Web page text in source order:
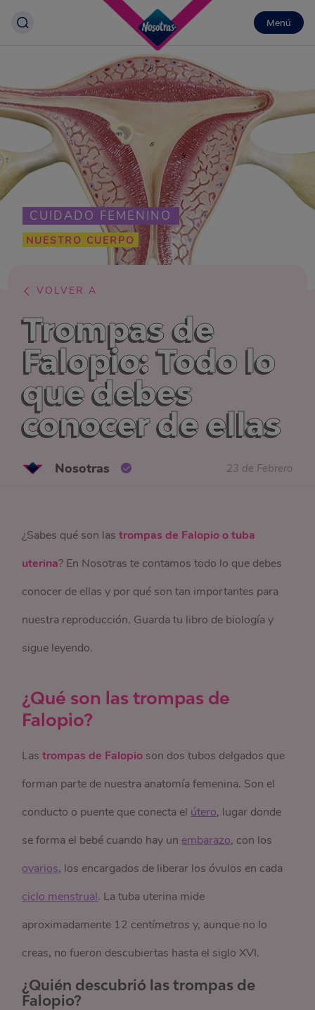
Menú
CUIDADO FEMENINO
NUESTRO CUERPO
VOLVER A
Trompas de
Falopio: Todo lo
que debes
conocer de ellas
Nosotras 23 de Febrero
¿Sabes qué son lastrompas de Falopio o tuba
uterina? En Nosotras te contamos todo lo que debes
conocer de ellas y por qué son tan importantes para
nuestra reproducción. Guarda tu libro de biología y
sigue leyendo.
¿Qué son las trompas de
Falopio?
Las trompas de Falopio son dos tubos delgados que
forman parte de nuestra anatomía femenina. Son el
conducto o puente que conecta el útero, lugar donde
se forma el bebé cuando hay un embarazo, con los
ovarios, los encargados de liberar los óvulos en cada
ciclo menstrual. La tuba uterina mide
aproximadamente 12 centímetros y, aunque no lo
creas, no fueron descubiertas hasta el siglo XVI.
¿Quién descubrió las trompas de
Falopio?